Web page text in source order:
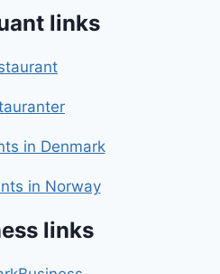
links
in Denmark
in Norway
links